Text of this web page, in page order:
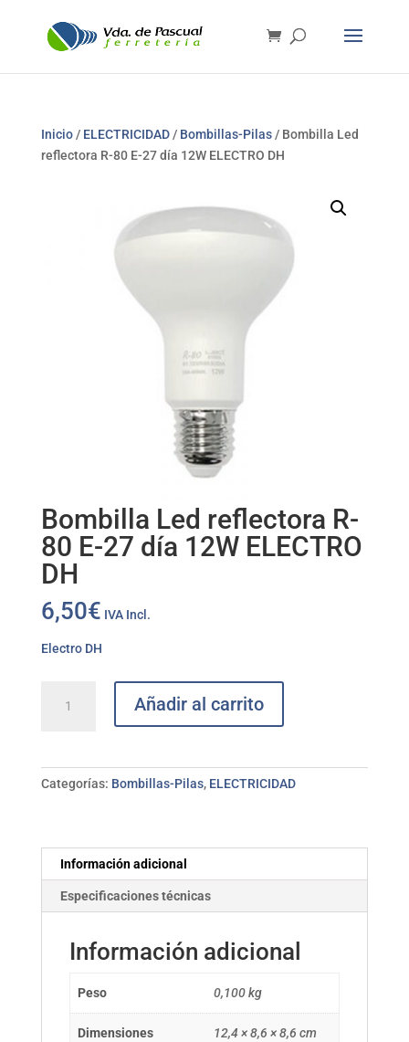
Inicio/ ELECTRICIDAD/ Bombillas-Pilas/ Bombilla Led
reflectora R-80 E-27 día 12W ELECTRO DH
Bombilla Led reflectora R-
80 E-27 día 12W ELECTRO
DH
6,50€ IVA Incl.
Electro DH
12W
ELECTRO
Añadir al carrito
Categorías: Bombillas-Pilas, ELECTRICIDAD
Información adicional
Especificaciones técnicas
Información adicional
Peso 0,100 kg
Dimensiones 12,4 × 8,6 × 8,6 cm